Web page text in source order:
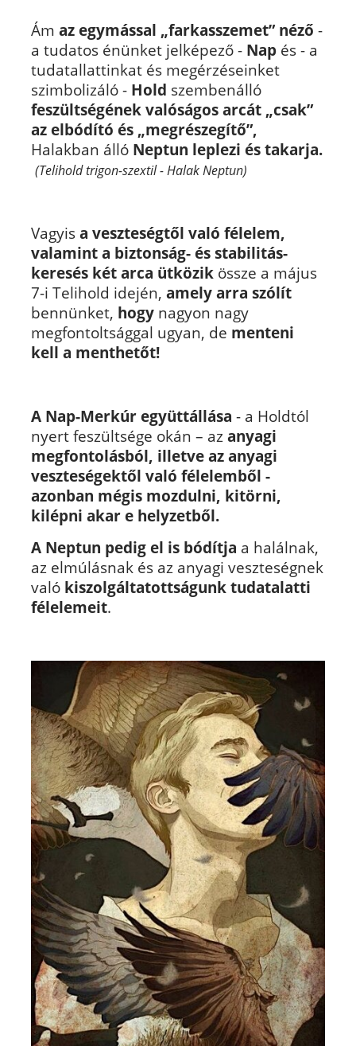
Ám az egymással „farkasszemet” néző -
a tudatos énünket jelképező - Napés - a
tudatallattinkat és megérzéseinket
szimbolizáló - Hold szembenálló
feszültségének valóságos arcát „csak”
az elbódító és „megrészegítő”,
Halakban állóNeptun leplezi és takarja.
(Telihold trigon-szextil - Halak Neptun)
Vagyis a veszteségtől való félelem,
valamint a biztonság- és stabilitás-
keresés két arca ütközikössze a május
7-i Telihold idején, amely arra szólít
bennünket, hogynagyon nagy
megfontoltsággal ugyan, de menteni
kell a menthetőt!
A Nap-Merkúr együttállása - a Holdtól
nyert feszültsége okán – az anyagi
megfontolásból, illetve az anyagi
veszteségektől való félelemből -
azonban mégis mozdulni, kitörni,
kilépni akar e helyzetből.
A Neptun pedig el is bódítja a halálnak,
az elmúlásnak és az anyagi veszteségnek
való kiszolgáltatottságunk tudatalatti
félelemeit.